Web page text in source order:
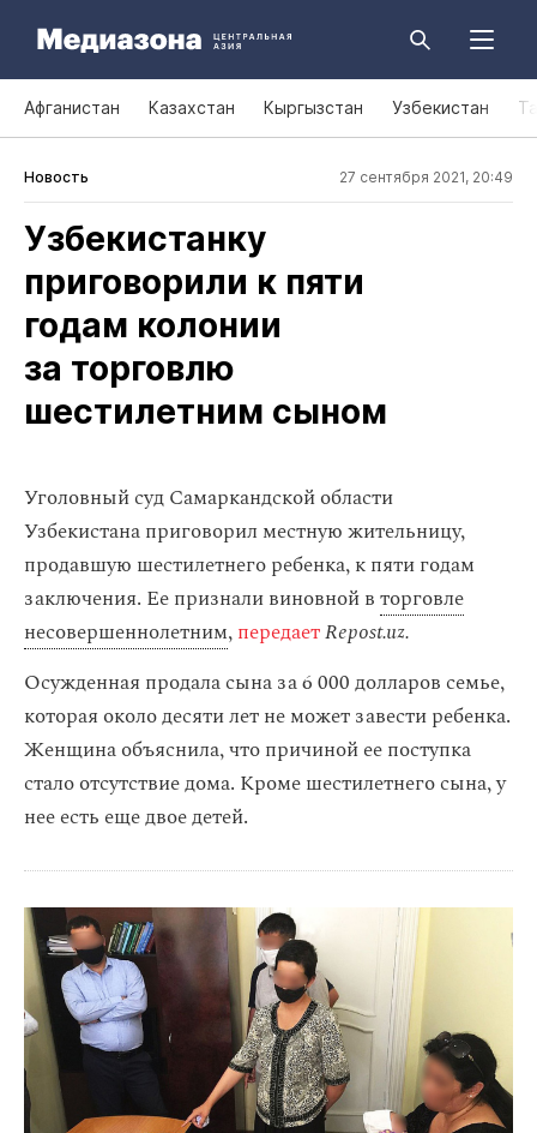
Афганистан Казахстан Кыргызстан Узбекистан
Новость 27 сентября 2021, 20:49
Узбекистанку
приговорили к пяти
годам колонии
за торговлю
шестилетним сыном
Уголовный суд Самаркандской области
Узбекистана приговорил местную жительницу,
продавшую шестилетнего ребенка, к пяти годам
заключения. Ее признали виновной вторговле
несовершеннолетним,передаетRepost.uz.
Осужденная продала сына за 6 000 долларов семье,
которая около десяти лет не может завести ребенка.
Женщина объяснила, что причиной ее поступка
стало отсутствие дома. Кроме шестилетнего сына, у
нее есть еще двое детей.